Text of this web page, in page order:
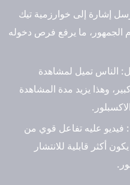
إشارة إلى خوارزمية تيك
الجمهور، ما يرفع فرص دخوله
الناس تميل لمشاهدة
وهذا يزيد مدة المشاهدة
فيديو عليه تفاعل قوي من
أكثر قابلية للانتشار